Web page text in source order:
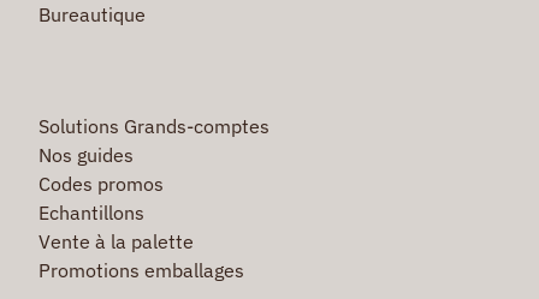
Bureautique
Solutions Grands-comptes
Nos guides
Codes promos
Echantillons
Vente à la palette
Promotions emballages